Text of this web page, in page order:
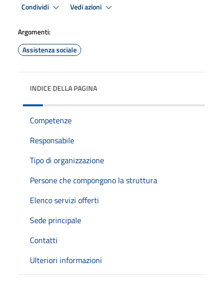
Condividi Vedi azioni
Argomenti:
Assistenza sociale
INDICE DELLA PAGINA
Competenze
Responsabile
Tipo di organizzazione
Persone che compongono la struttura
Elenco servizi offerti
Sede principale
Contatti
Ulteriori informazioni